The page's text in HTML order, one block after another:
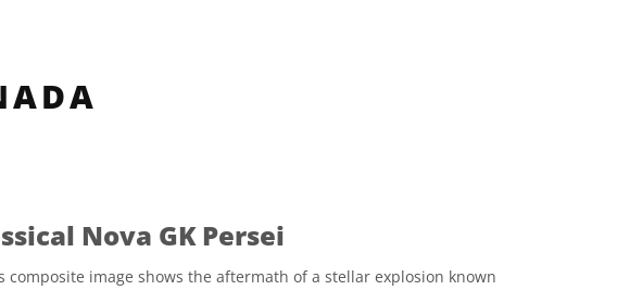
Nova GK Persei
composite image shows the aftermath of a stellar explosion known